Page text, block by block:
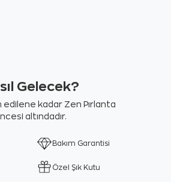
Gelecek?
kadar Zen Pırlanta
altındadır.
Bakım Garantisi
Özel Şık Kutu